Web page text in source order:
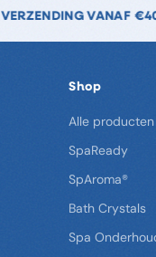
CHLOORVRIJ &
Shop
Alle producten
SpaReady
SpAroma®
Bath Crystals
Spa